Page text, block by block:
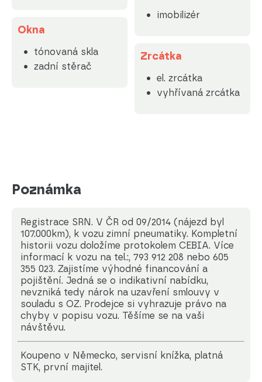
Okna
tónovaná skla
zadní stěrač
imobilizér
Zrcátka
el. zrcátka
vyhřívaná zrcátka
Poznámka
Registrace SRN. V ČR od 09/2014 (nájezd byl
107.000km), k vozu zimní pneumatiky. Kompletní
historii vozu doložíme protokolem CEBIA. Více
informací k vozu na tel.:, 793 912 208 nebo 605
355 023. Zajistíme výhodné financování a
pojištění. Jedná se o indikativní nabídku,
nevzniká tedy nárok na uzavření smlouvy v
souladu s OZ. Prodejce si vyhrazuje právo na
chyby v popisu vozu. Těšíme se na vaši
návštěvu.
koupeno v Německo, servisní knížka, platná
STK, první majitel.